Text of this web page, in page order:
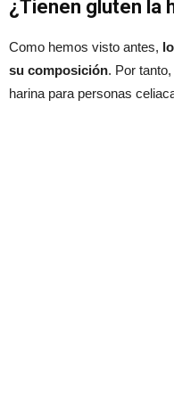
¿Tienen gluten la
Como hemos visto antes,
su composición. Por
harina para personas